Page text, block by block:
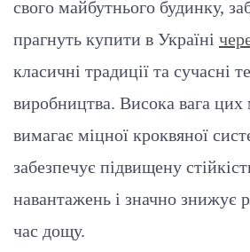
свого майбутнього будинку,
прагнуть купити в Україні
класичні традиції та сучасні
виробництва. Висока вага цих
вимагає міцної кроквяної
забезпечує підвищену
навантажень і значно знижує
час дощу.